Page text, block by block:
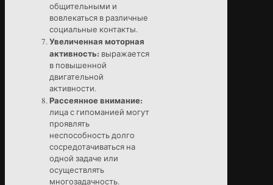
общительными и
вовлекаться в различные
социальные контакты.
Увеличенная моторная
активность: выражается
в повышенной
двигательной
активности.
Рассеянное внимание:
лица с гипоманией могут
проявлять
неспособность долго
сосредотачиваться на
одной задаче или
осуществлять
многозадачность.